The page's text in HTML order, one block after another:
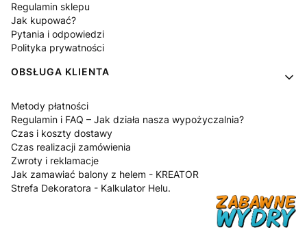
Regulamin sklepu
Jak kupować?
Pytania i odpowiedzi
Polityka prywatności
OBSŁUGA KLIENTA
Metody płatności
Regulamin i FAQ – Jak działa nasza wypożyczalnia?
Czas i koszty dostawy
Czas realizacji zamówienia
Zwroty i reklamacje
Jak zamawiać balony z helem - KREATOR
Strefa Dekoratora - Kalkulator Helu.